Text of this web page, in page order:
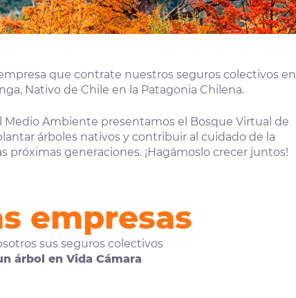
que contrate nuestros seguros colectivos en
Nativo de Chile en la Patagonia Chilena.
Ambiente presentamos el Bosque Virtual de
árboles nativos y contribuir al cuidado de la
próximas generaciones. ¡Hagámoslo crecer juntos!
empresas
sus seguros colectivos
árbol en Vida Cámara